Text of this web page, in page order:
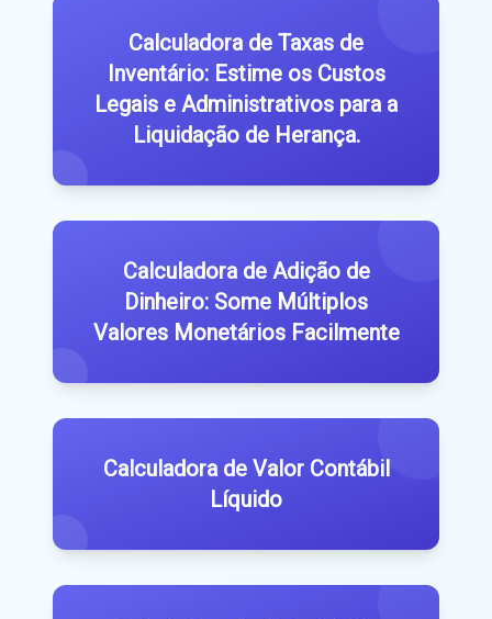
Calculadora de Taxas de
Inventário: Estime os Custos
Legais e Administrativos para a
Liquidação de Herança.
Calculadora de Adição de
Dinheiro: Some Múltiplos
Valores Monetários Facilmente
Calculadora de Valor Contábil
Líquido